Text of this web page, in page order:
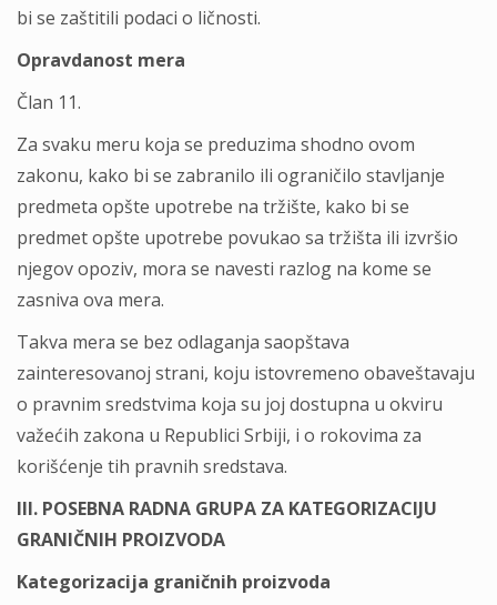
bi se zaštitili podaci o ličnosti.
Opravdanost mera
Član 11.
Za svaku meru koja se preduzima shodno ovom
zakonu, kako bi se zabranilo ili ograničilo stavlјanje
predmeta opšte upotrebe na tržište, kako bi se
predmet opšte upotrebe povukao sa tržišta ili izvršio
njegov opoziv, mora se navesti razlog na kome se
zasniva ova mera.
Takva mera se bez odlaganja saopštava
zainteresovanoj strani, koju istovremeno obaveštavaju
o pravnim sredstvima koja su joj dostupna u okviru
važećih zakona u Republici Srbiji, i o rokovima za
korišćenje tih pravnih sredstava.
III. POSEBNA RADNA GRUPA ZA KATEGORIZACIJU
GRANIČNIH PROIZVODA
Kategorizacija graničnih proizvoda